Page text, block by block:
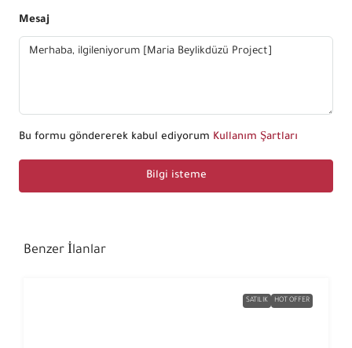
Mesaj
Bu formu göndererek kabul ediyorum Kullanım Şartları
Bilgi isteme
Benzer İlanlar
SATILIK HOT OFFER